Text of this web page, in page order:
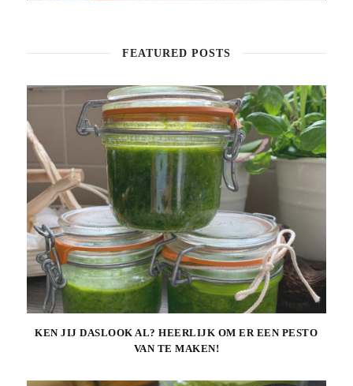
FEATURED POSTS
KEN JIJ DASLOOK AL? HEERLIJK OM ER EEN PESTO
VAN TE MAKEN!